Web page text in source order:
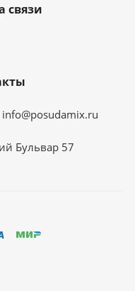
связи
info@posudamix.ru
Бульвар 57